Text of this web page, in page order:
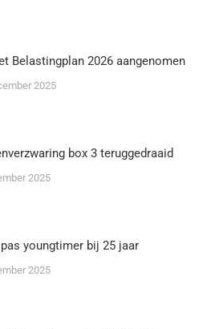
Belastingplan 2026 aangenomen
2025
box 3 teruggedraaid
2025
youngtimer bij 25 jaar
2025